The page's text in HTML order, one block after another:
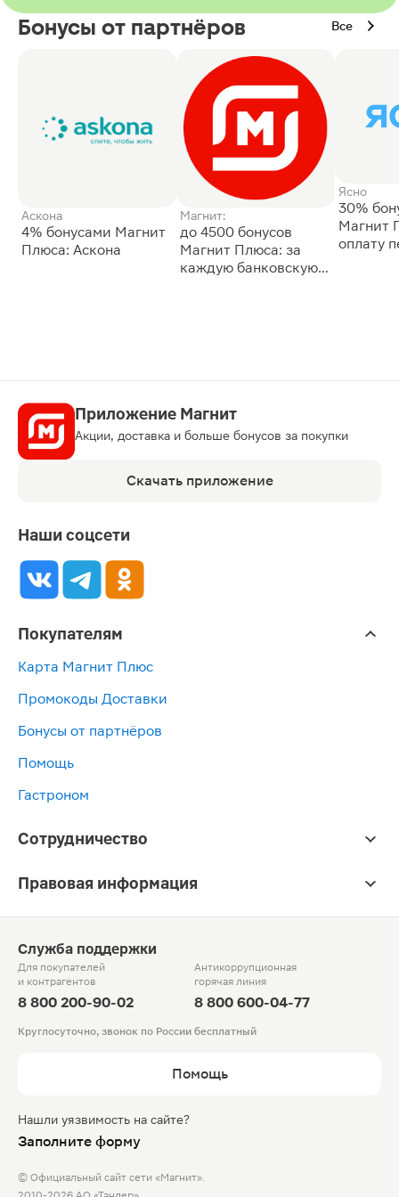
Бонусы от партнёров Все
Аскона
4% бонусами Магнит
Плюса: Аскона
Магнит:
до 4500 бонусов
Магнит Плюса: за
каждую банковскую
Ясно
30%
Магнит
оплату
Приложение Магнит
Акции, доставка и больше бонусов за покупки
Скачать приложение
Наши соцсети
Покупателям
Карта Магнит Плюс
Промокоды Доставки
Бонусы от партнёров
Помощь
Гастроном
Сотрудничество
Правовая информация
Служба поддержки
Для покупателей
и контрагентов
8 800 200-90-02
Антикоррупционная
горячая линия
8 800 600-04-77
Круглосуточно, звонок по России бесплатный
Помощь
Нашли уязвимость на сайте?
Заполните форму
© Официальный сайт сети «Магнит».